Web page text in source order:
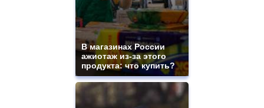
В магазинах России
ажиотаж из-за этого
продукта: что купить?